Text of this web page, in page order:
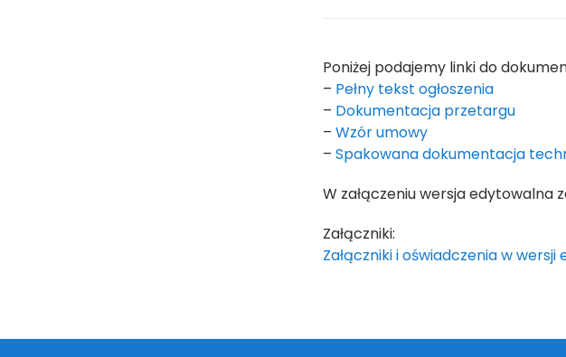
Poniżej podajemy linki do
– Pełny tekst ogłoszenia
– Dokumentacja przetargu
–Wzór umowy
–Spakowana dokumentacja
W załączeniu wersja edytowalna
Załączniki:
Załączniki i oświadczenia w wersji